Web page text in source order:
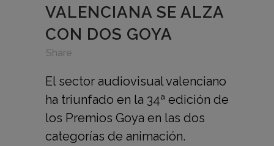
VALENCIANA SE ALZA
CON DOS GOYA
Share
El sector audiovisual valenciano
ha triunfado en la 34ª edición de
los Premios Goya en las dos
categorías de animación.